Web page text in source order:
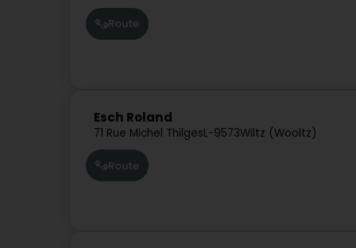
Route
Esch Roland
71 Rue Michel ThilgesL-9573Wiltz (Wooltz)
Route